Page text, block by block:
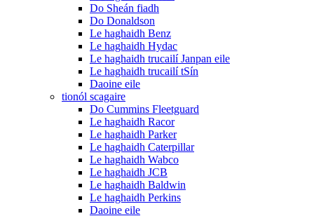
Do Sheán fiadh
Do Donaldson
Le haghaidh Benz
Le haghaidh Hydac
Le haghaidh trucailí Janpan eile
Le haghaidh trucailí tSín
Daoine eile
tionól scagaire
Do Cummins Fleetguard
Le haghaidh Racor
Le haghaidh Parker
Le haghaidh Caterpillar
Le haghaidh Wabco
Le haghaidh JCB
Le haghaidh Baldwin
Le haghaidh Perkins
Daoine eile